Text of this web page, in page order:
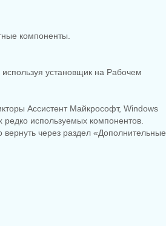
компоненты.
установщик на Рабочем
Ассистент Майкрософт, Windows
используемых компонентов.
через раздел «Дополнительные